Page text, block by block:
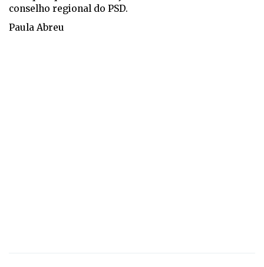
conselho regional do PSD.
Paula Abreu